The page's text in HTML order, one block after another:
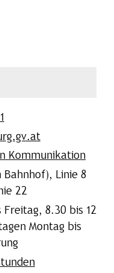
Kommunikation
Bahnhof), Linie 8
22
8.30 bis 12
Montag bis